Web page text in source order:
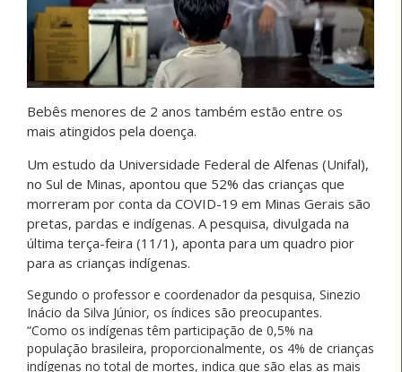
Bebês menores de 2 anos também estão entre os
mais atingidos pela doença.
Um estudo da Universidade Federal de Alfenas (Unifal),
no Sul de Minas, apontou que 52% das crianças que
morreram por conta da COVID-19 em Minas Gerais são
pretas, pardas e indígenas. A pesquisa, divulgada na
última terça-feira (11/1), aponta para um quadro pior
para as crianças indígenas.
Segundo o professor e coordenador da pesquisa, Sinezio
Inácio da Silva Júnior, os índices são preocupantes.
“Como os indígenas têm participação de 0,5% na
população brasileira, proporcionalmente, os 4% de crianças
indígenas no total de mortes, indica que são elas as mais